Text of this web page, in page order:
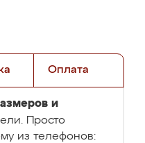
Оплата
и
Просто
из телефонов: